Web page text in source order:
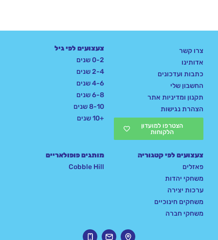
צרו קשר
אדותינו
כתבות ועדכונים
החשבון שלי
תקנון ומדיניות אתר
הצהרת נגישות
הצטרפו למועדון
הלקוחות
צעצועים לפי גיל
0-2 שנים
2-4 שנים
4-6 שנים
6-8 שנים
8-10 שנים
+10 שנים
צעצועים לפי קטגוריה
פאזלים
משחקי יהדות
ערכות יצירה
משחקים חינוכיים
משחקי חברה
מותגים פופולאריים
Cobble Hill